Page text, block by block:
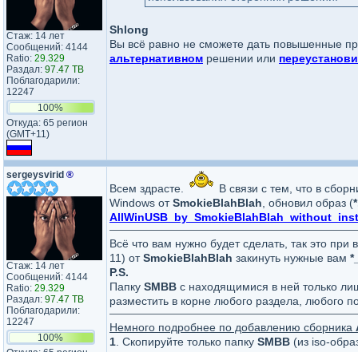
Стаж: 14 лет
Сообщений: 4144
Ratio: 29.329
Раздал: 97.47 TB
Поблагодарили:
12247
100%
Откуда: 65 регион
(GMT+11)
Shlong
Вы всё равно не сможете дать повышенные
альтернативном решении или
sergeysvirid ®
Стаж: 14 лет
Сообщений: 4144
Ratio: 29.329
Раздал: 97.47 TB
Поблагодарили:
12247
100%
Всем здрасте.
В связи с тем, что в
Windows отSmokieBlahBlah , обновил образ (
Всё что вам нужно будет сделать, так это
11) отSmokieBlahBlah закинуть нужные вам
P.S.
Папку SMBB с находящимися в ней только
разместить в корне любого раздела, любого
Немного подробнее по добавлению сборника
1 . Скопируйте только папку SMBB (из iso-